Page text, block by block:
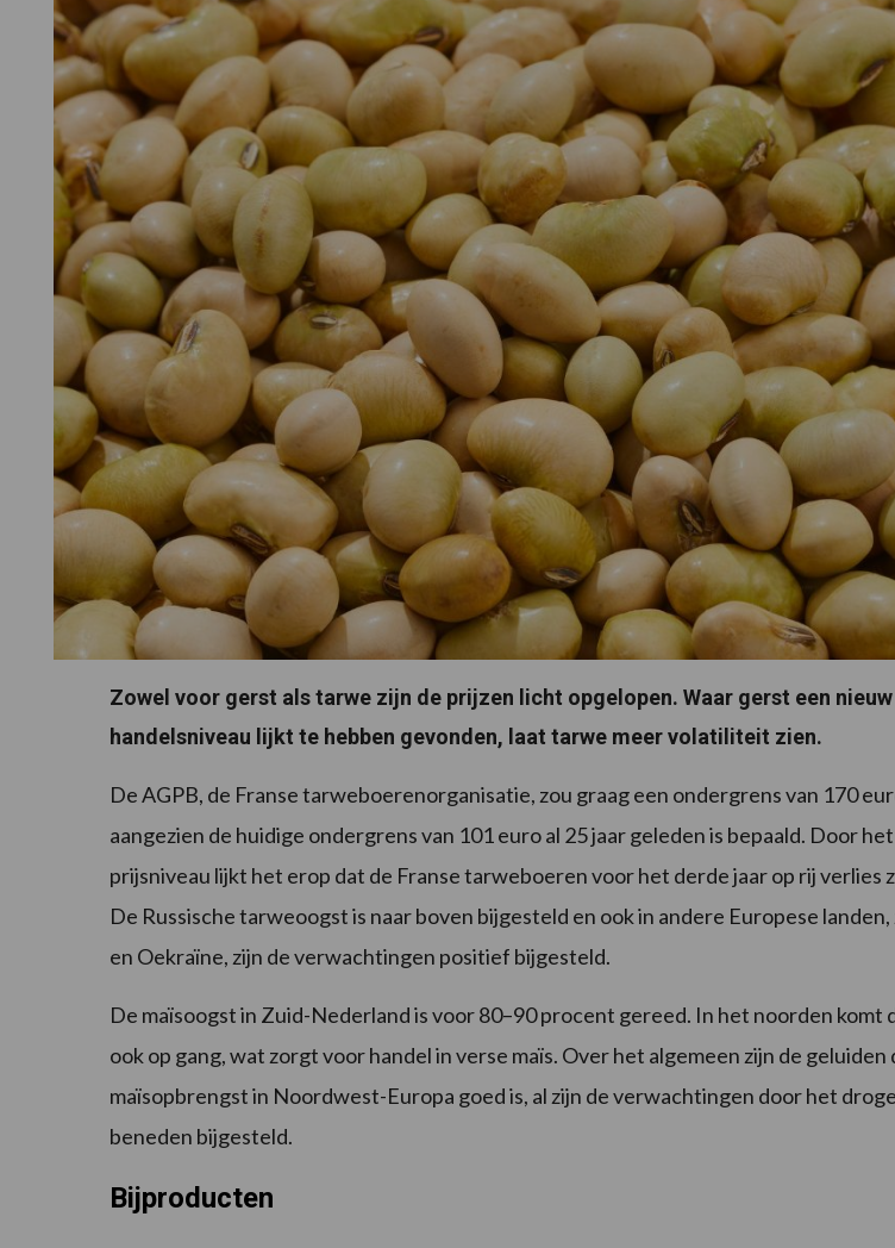
Zowel voor gerst als tarwe zijn de prijzen licht opgelopen. Waar gerst een nieuw
handelsniveau lijkt te hebben gevonden, laat tarwe meer volatiliteit zien.
De AGPB, de Franse tarweboerenorganisatie, zou graag een ondergrens van 170
aangezien de huidige ondergrens van 101 euro al 25 jaar geleden is bepaald. Door
prijsniveau lijkt het erop dat de Franse tarweboeren voor het derde jaar op rij verlies
De Russische tarweoogst is naar boven bijgesteld en ook in andere Europese
en Oekraïne, zijn de verwachtingen positief bijgesteld.
De maïsoogst in Zuid-Nederland is voor 80–90 procent gereed. In het noorden komt
ook op gang, wat zorgt voor handel in verse maïs. Over het algemeen zijn de geluiden
maïsopbrengst in Noordwest-Europa goed is, al zijn de verwachtingen door het
beneden bijgesteld.
Bijproducten